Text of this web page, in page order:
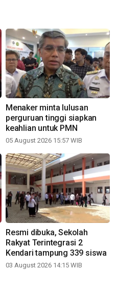
Menaker minta lulusan
perguruan tinggi siapkan
keahlian untuk PMN
05 August 2026 15:57 WIB
Resmi dibuka, Sekolah
Rakyat Terintegrasi 2
Kendari tampung 339 siswa
03 August 2026 14:15 WIB